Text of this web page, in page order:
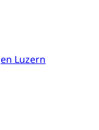
Luzern
VVL
Mobil